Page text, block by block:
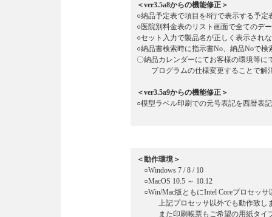
＜ver3.5a8からの機能修正＞
○納品予定表で項目を8行で表示する予定
○医院別料金表のリスト画面で全てのデ
○セット入力で製品名が正しく表示され
○納品書検索時に指示書No、納品Noで
〇納品カレンダーにてお客様の環境等
プログラムの仕様変更することで解
＜ver3.5a9からの機能修正＞
○模型ラベル印刷での元号表記を西暦表
＜動作環境＞
○Windows 7 / 8 / 10
○MacOS 10.5 ～ 10.12
○Win/Mac版ともにIntel Coreプロセッ
上記プロセッサ以外でも動作致しま
また印刷帳票もご希望の用紙タイプ